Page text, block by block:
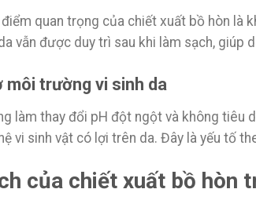
quan trọng của chiết xuất bồ hòn là
vẫn được duy trì sau khi làm sạch, giúp
môi trường vi sinh da
làm thay đổi pH đột ngột và không tiêu
vi sinh vật có lợi trên da. Đây là yếu tố
của chiết xuất bồ hòn